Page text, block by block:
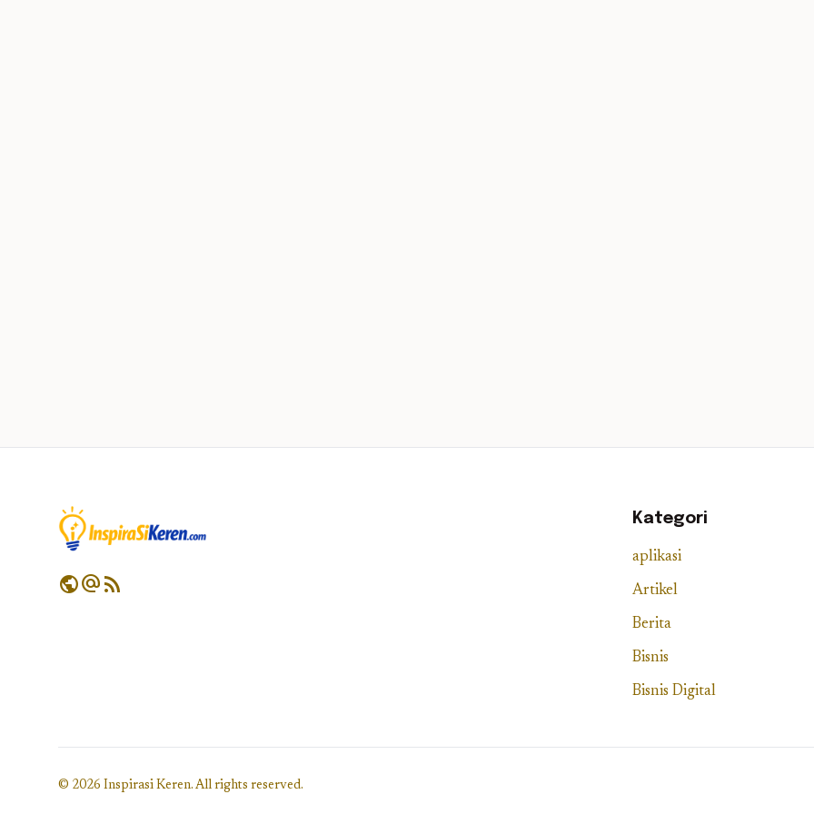
publicalternate_emailrss_feed
Kategori
aplikasi
Artikel
Berita
Bisnis
Bisnis Digital
© 2026 Inspirasi Keren. All rights reserved.